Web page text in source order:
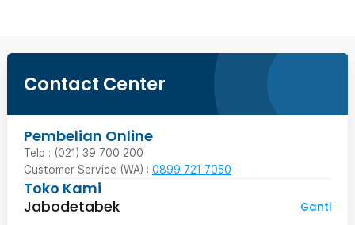
Contact Center
Pembelian Online
Telp : (021) 39 700 200
Customer Service (WA) : 0899 721 7050
Toko Kami
Jabodetabek
Ganti